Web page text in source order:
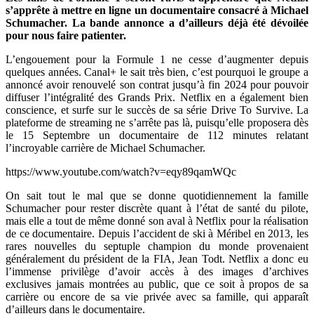
s’apprête à mettre en ligne un documentaire consacré à Michael
Schumacher. La bande annonce a d’ailleurs déjà été dévoilée
pour nous faire patienter.
L’engouement pour la Formule 1 ne cesse d’augmenter depuis
quelques années. Canal+ le sait très bien, c’est pourquoi le groupe a
annoncé avoir renouvelé son contrat jusqu’à fin 2024 pour pouvoir
diffuser l’intégralité des Grands Prix. Netflix en a également bien
conscience, et surfe sur le succès de sa série Drive To Survive. La
plateforme de streaming ne s’arrête pas là, puisqu’elle proposera dès
le 15 Septembre un documentaire de 112 minutes relatant
l’incroyable carrière de Michael Schumacher.
https://www.youtube.com/watch?v=eqy89qamWQc
On sait tout le mal que se donne quotidiennement la famille
Schumacher pour rester discrète quant à l’état de santé du pilote,
mais elle a tout de même donné son aval à Netflix pour la réalisation
de ce documentaire. Depuis l’accident de ski à Méribel en 2013, les
rares nouvelles du septuple champion du monde provenaient
généralement du président de la FIA, Jean Todt. Netflix a donc eu
l’immense privilège d’avoir accès à des images d’archives
exclusives jamais montrées au public, que ce soit à propos de sa
carrière ou encore de sa vie privée avec sa famille, qui apparaît
d’ailleurs dans le documentaire.